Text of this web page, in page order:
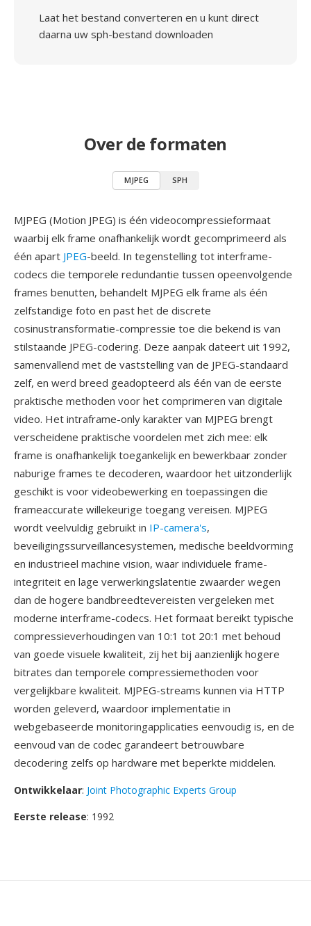
Laat het bestand converteren en u kunt direct
daarna uw sph-bestand downloaden
Over de formaten
MJPEG SPH
MJPEG (Motion JPEG) is één videocompressieformaat
waarbij elk frame onafhankelijk wordt gecomprimeerd als
één apart JPEG-beeld. In tegenstelling tot interframe-
codecs die temporele redundantie tussen opeenvolgende
frames benutten, behandelt MJPEG elk frame als één
zelfstandige foto en past het de discrete
cosinustransformatie-compressie toe die bekend is van
stilstaande JPEG-codering. Deze aanpak dateert uit 1992,
samenvallend met de vaststelling van de JPEG-standaard
zelf, en werd breed geadopteerd als één van de eerste
praktische methoden voor het comprimeren van digitale
video. Het intraframe-only karakter van MJPEG brengt
verscheidene praktische voordelen met zich mee: elk
frame is onafhankelijk toegankelijk en bewerkbaar zonder
naburige frames te decoderen, waardoor het uitzonderlijk
geschikt is voor videobewerking en toepassingen die
frameaccurate willekeurige toegang vereisen. MJPEG
wordt veelvuldig gebruikt in IP-camera's,
beveiligingssurveillancesystemen, medische beeldvorming
en industrieel machine vision, waar individuele frame-
integriteit en lage verwerkingslatentie zwaarder wegen
dan de hogere bandbreedtevereisten vergeleken met
moderne interframe-codecs. Het formaat bereikt typische
compressieverhoudingen van 10:1 tot 20:1 met behoud
van goede visuele kwaliteit, zij het bij aanzienlijk hogere
bitrates dan temporele compressiemethoden voor
vergelijkbare kwaliteit. MJPEG-streams kunnen via HTTP
worden geleverd, waardoor implementatie in
webgebaseerde monitoringapplicaties eenvoudig is, en de
eenvoud van de codec garandeert betrouwbare
decodering zelfs op hardware met beperkte middelen.
Ontwikkelaar: Joint Photographic Experts Group
Eerste release: 1992